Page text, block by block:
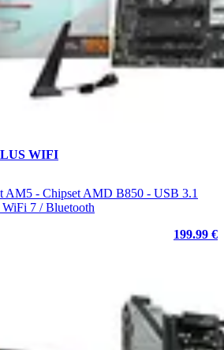
WIFI
AM5 - Chipset AMD B850 - USB 3.1
7 / Bluetooth
199.99 €